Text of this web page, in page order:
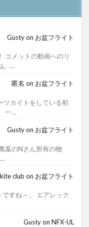
Gustyon お盆フライト
コメットの動画へのリ
。…
匿名 on お盆フライト
ツカイトをしている初
一…
Gustyon お盆フライト
葉のNさん所有の物
club on お盆フライト
すね～。 エアレック
Gustyon NFX-UL